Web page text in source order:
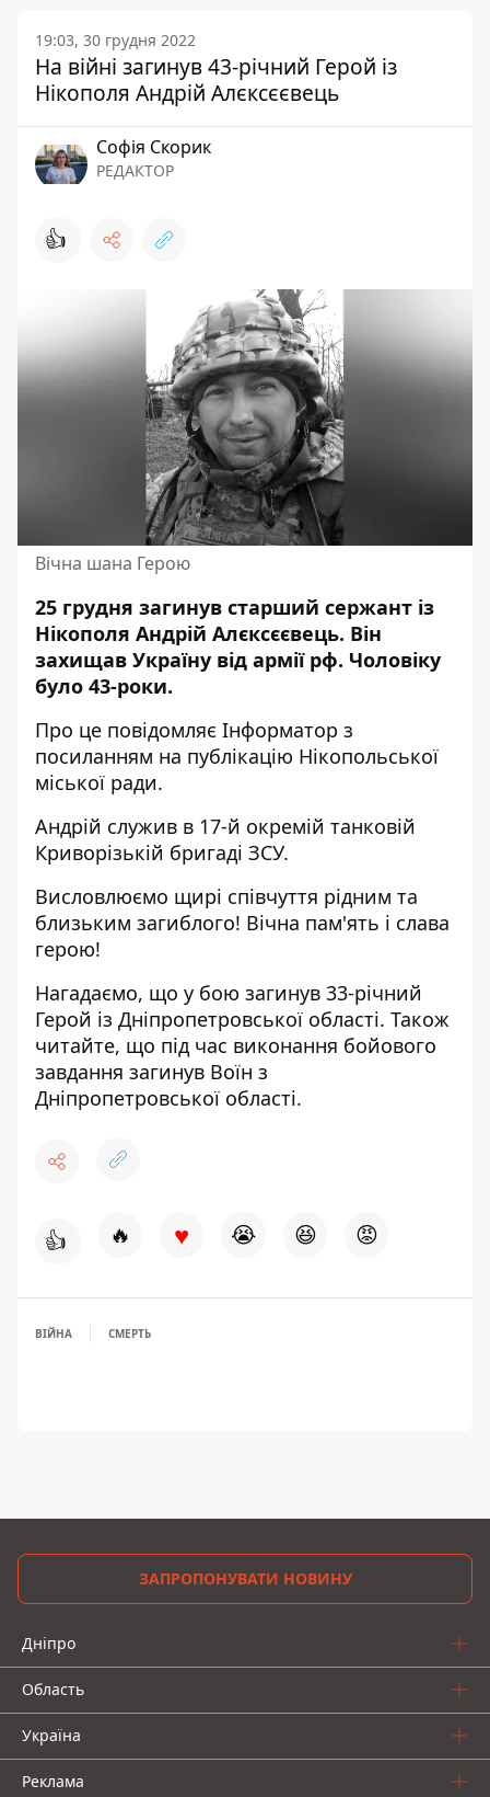
19:03, 30 грудня 2022
На війні загинув 43-річний Герой із
Нікополя Андрій Алєксєєвець
Софія Скорик
РЕДАКТОР
👍
Вічна шана Герою
25 грудня загинув старший сержант із
Нікополя Андрій Алєксєєвець. Він
захищав Україну від армії рф. Чоловіку
було 43-роки.
Про це повідомляє Інформатор з
посиланням на публікацію Нікопольської
міської ради.
Андрій служив в 17-й окремій танковій
Криворізькій бригаді ЗСУ.
Висловлюємо щирі співчуття рідним та
близьким загиблого! Вічна пам'ять і слава
герою!
Нагадаємо, що у бою загинув 33-річний
Герой із Дніпропетровської області. Також
читайте, що під час виконання бойового
завдання загинув Воїн з
Дніпропетровської області.
👍 🔥 ♥ 😭 😆 😡
ВІЙНА СМЕРТЬ
ЗАПРОПОНУВАТИ НОВИНУ
Дніпро
Область
Україна
Реклама